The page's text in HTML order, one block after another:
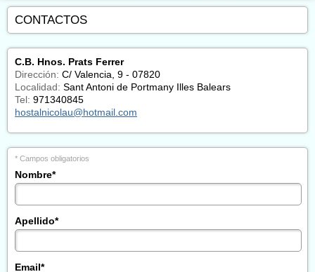
CONTACTOS
C.B. Hnos. Prats Ferrer
Dirección: C/ Valencia, 9 - 07820
Localidad: Sant Antoni de Portmany Illes Balears
Tel: 971340845
hostalnicolau@hotmail.com
* Campos obligatorios
Nombre*
Apellido*
Email*